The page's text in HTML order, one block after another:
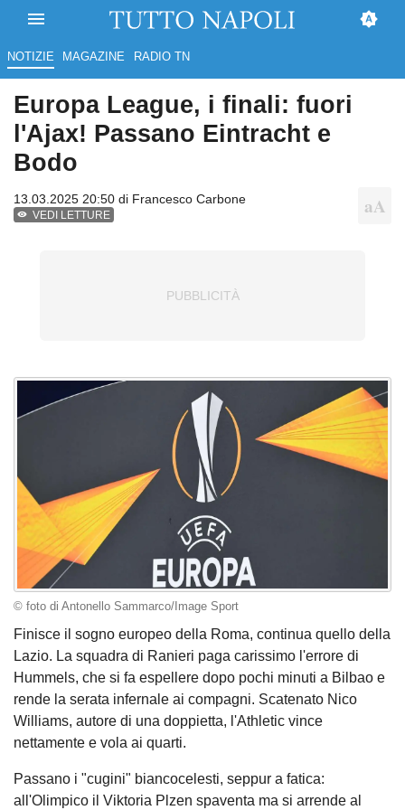
NOTIZIE MAGAZINE RADIO TN
Europa League, i finali: fuori
l'Ajax! Passano Eintracht e
Bodo
13.03.2025 20:50 di Francesco Carbone
VEDI LETTURE
© foto di Antonello Sammarco/Image Sport
Finisce il sogno europeo della Roma, continua quello della
Lazio. La squadra di Ranieri paga carissimo l'errore di
Hummels, che si fa espellere dopo pochi minuti a Bilbao e
rende la serata infernale ai compagni. Scatenato Nico
Williams, autore di una doppietta, l'Athletic vince
nettamente e vola ai quarti.
Passano i "cugini" biancocelesti, seppur a fatica:
all'Olimpico il Viktoria Plzen spaventa ma si arrende al